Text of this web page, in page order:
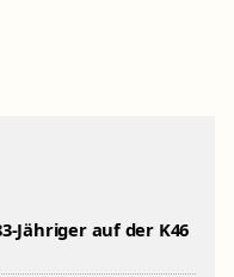
Jähriger auf der K46